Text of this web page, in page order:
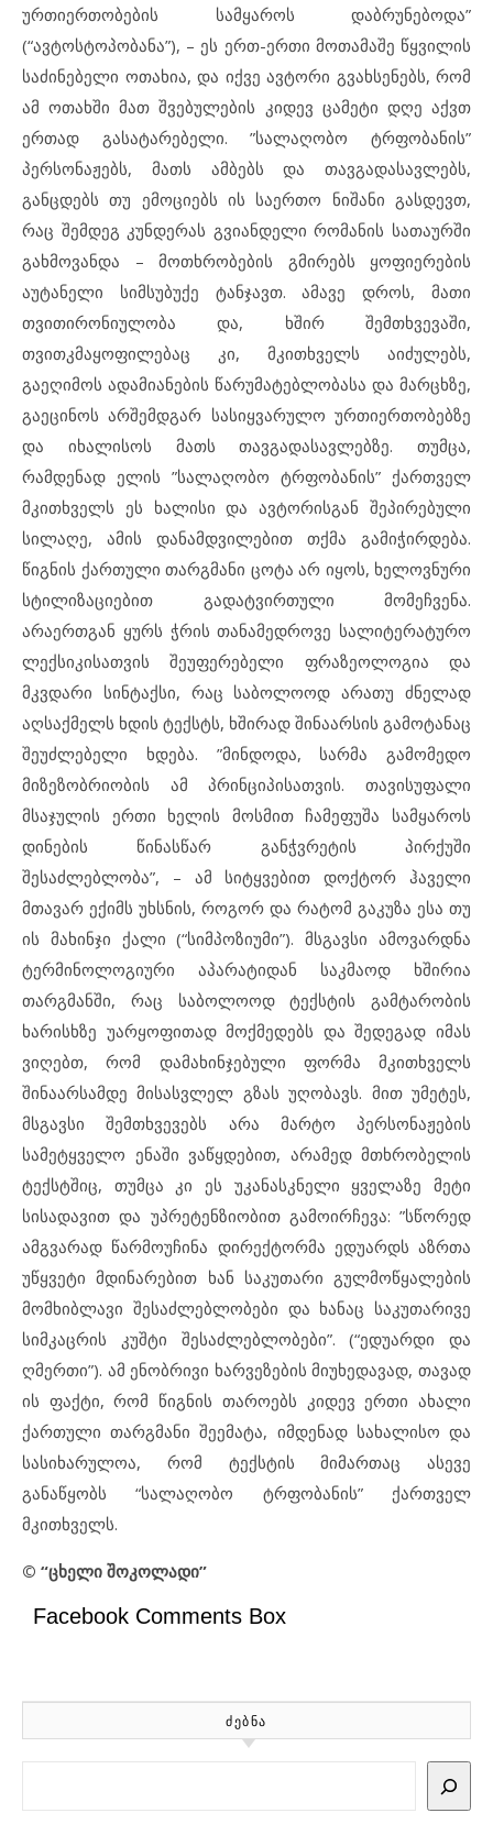
ურთიერთობების სამყაროს დაბრუნებოდა”
(“ავტოსტოპობანა”), – ეს ერთ-ერთი მოთამაშე წყვილის
საძინებელი ოთახია, და იქვე ავტორი გვახსენებს, რომ
ამ ოთახში მათ შვებულების კიდევ ცამეტი დღე აქვთ
ერთად გასატარებელი. ”სალაღობო ტრფობანის”
პერსონაჟებს, მათს ამბებს და თავგადასავლებს,
განცდებს თუ ემოციებს ის საერთო ნიშანი გასდევთ,
რაც შემდეგ კუნდერას გვიანდელი რომანის სათაურში
გახმოვანდა – მოთხრობების გმირებს ყოფიერების
აუტანელი სიმსუბუქე ტანჯავთ. ამავე დროს, მათი
თვითირონიულობა და, ხშირ შემთხვევაში,
თვითკმაყოფილებაც კი, მკითხველს აიძულებს,
გაეღიმოს ადამიანების წარუმატებლობასა და მარცხზე,
გაეცინოს არშემდგარ სასიყვარულო ურთიერთობებზე
და იხალისოს მათს თავგადასავლებზე. თუმცა,
რამდენად ელის ”სალაღობო ტრფობანის” ქართველ
მკითხველს ეს ხალისი და ავტორისგან შეპირებული
სილაღე, ამის დანამდვილებით თქმა გამიჭირდება.
წიგნის ქართული თარგმანი ცოტა არ იყოს, ხელოვნური
სტილიზაციებით გადატვირთული მომეჩვენა.
არაერთგან ყურს ჭრის თანამედროვე სალიტერატურო
ლექსიკისათვის შეუფერებელი ფრაზეოლოგია და
მკვდარი სინტაქსი, რაც საბოლოოდ არათუ ძნელად
აღსაქმელს ხდის ტექსტს, ხშირად შინაარსის გამოტანაც
შეუძლებელი ხდება. ”მინდოდა, სარმა გამომედო
მიზეზობრიობის ამ პრინციპისათვის. თავისუფალი
მსაჯულის ერთი ხელის მოსმით ჩამეფუშა სამყაროს
დინების წინასწარ განჭვრეტის პირქუში
შესაძლებლობა”, – ამ სიტყვებით დოქტორ ჰაველი
მთავარ ექიმს უხსნის, როგორ და რატომ გაკუზა ესა თუ
ის მახინჯი ქალი (“სიმპოზიუმი”). მსგავსი ამოვარდნა
ტერმინოლოგიური აპარატიდან საკმაოდ ხშირია
თარგმანში, რაც საბოლოოდ ტექსტის გამტარობის
ხარისხზე უარყოფითად მოქმედებს და შედეგად იმას
ვიღებთ, რომ დამახინჯებული ფორმა მკითხველს
შინაარსამდე მისასვლელ გზას უღობავს. მით უმეტეს,
მსგავსი შემთხვევებს არა მარტო პერსონაჟების
სამეტყველო ენაში ვაწყდებით, არამედ მთხრობელის
ტექსტშიც, თუმცა კი ეს უკანასკნელი ყველაზე მეტი
სისადავით და უპრეტენზიობით გამოირჩევა: ”სწორედ
ამგვარად წარმოუჩინა დირექტორმა ედუარდს აზრთა
უწყვეტი მდინარებით ხან საკუთარი გულმოწყალების
მომხიბლავი შესაძლებლობები და ხანაც საკუთარივე
სიმკაცრის კუშტი შესაძლებლობები”. (“ედუარდი და
ღმერთი”). ამ ენობრივი ხარვეზების მიუხედავად, თავად
ის ფაქტი, რომ წიგნის თაროებს კიდევ ერთი ახალი
ქართული თარგმანი შეემატა, იმდენად სახალისო და
სასიხარულოა, რომ ტექსტის მიმართაც ასევე
განაწყობს “სალაღობო ტრფობანის” ქართველ
მკითხველს.
© “ცხელი შოკოლადი”
Facebook Comments Box
ᲫᲔᲑᲜᲐ